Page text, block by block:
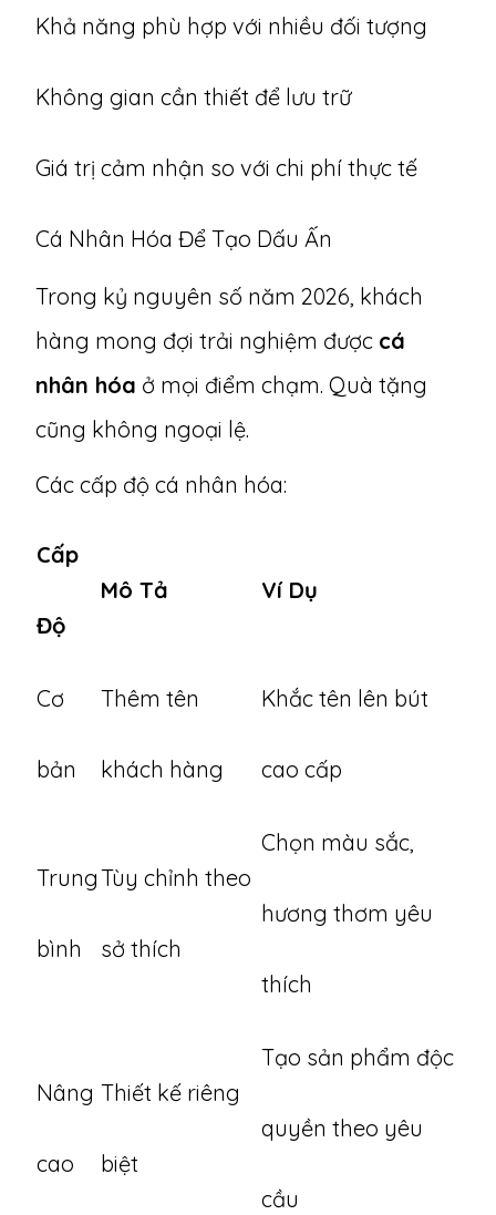
Khả năng phù hợp với nhiều đối tượng
Không gian cần thiết để lưu trữ
Giá trị cảm nhận so với chi phí thực tế
Cá Nhân Hóa Để Tạo Dấu Ấn
Trong kỷ nguyên số năm 2026, khách
hàng mong đợi trải nghiệm được cá
nhân hóa ở mọi điểm chạm. Quà tặng
cũng không ngoại lệ.
Các cấp độ cá nhân hóa:
Cấp
Độ
Mô Tả Ví Dụ
Cơ
bản
Thêm tên
khách hàng
Khắc tên lên bút
cao cấp
Trung
bình
Tùy chỉnh theo
sở thích
Chọn màu sắc,
hương thơm yêu
thích
Nâng
cao
Thiết kế riêng
biệt
Tạo sản phẩm độc
quyền theo yêu
cầu